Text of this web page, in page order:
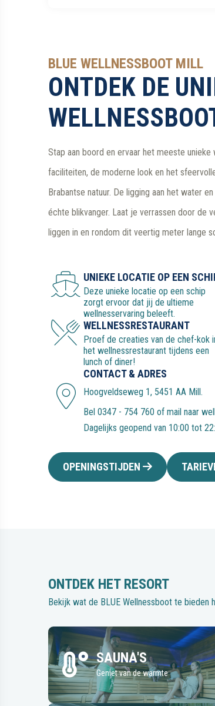
BLUE WELLNESSBOOT MILL
ONTDEK DE
Stap aan boord en ervaar het meeste
faciliteiten, de moderne look en het
Brabantse natuur. De ligging aan het water
échte blikvanger. Laat je verrassen door de
liggen in en rondom dit veertig meter lange
UNIEKE LOCATIE OP EEN
Deze unieke locatie op een schip
zorgt ervoor dat jij de ultieme
wellnesservaring beleeft.
WELLNESSRESTAURANT
Proef de creaties van de chef-kok
het wellnessrestaurant tijdens een
lunch of diner!
CONTACT & ADRES
Hoogveldseweg 1, 5451 AA Mill.
Bel 0347 - 754 760 of mail naar
Dagelijks geopend van 10:00 tot
OPENINGSTIJDEN
ONTDEK HET RESORT
Bekijk wat de BLUE Wellnessboot te bieden
SAUNA'S
Geniet van de warmte